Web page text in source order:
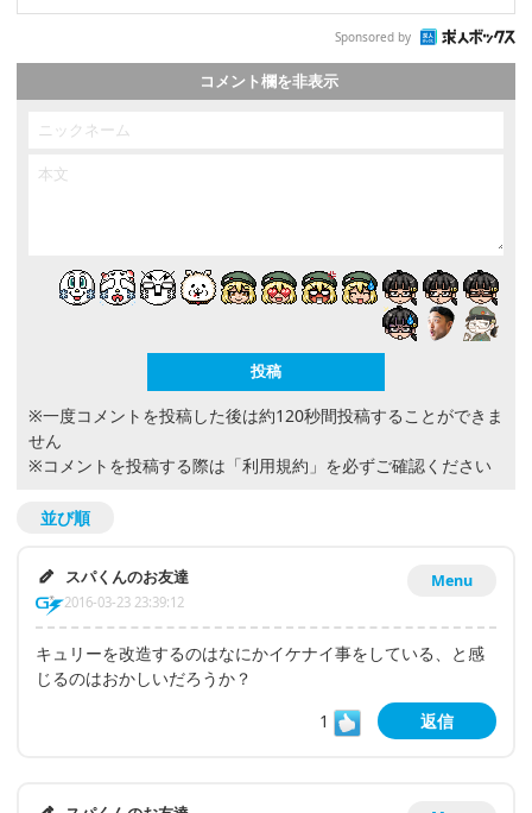
Sponsored by
コメント欄を非表示
※一度コメントを投稿した後は約120秒間投稿することができま
せん
※コメントを投稿する際は 「利用規約」 を必ずご確認ください
並び順
Menu
スパくんのお友達
2016-03-23 23:39:12
キュリーを改造するのはなにかイケナイ事をしている、と感
じるのはおかしいだろうか？
1
返信